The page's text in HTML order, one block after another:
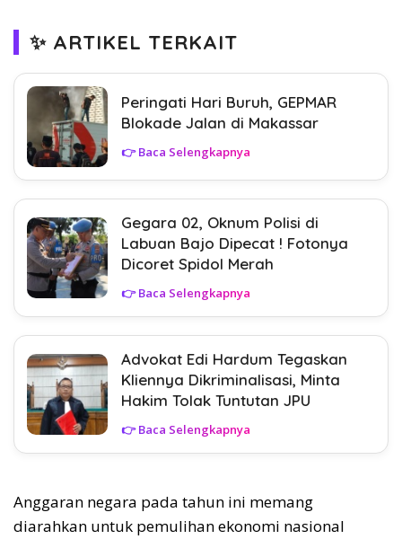
✨ ARTIKEL TERKAIT
Peringati Hari Buruh, GEPMAR
Blokade Jalan di Makassar
👉 Baca Selengkapnya
Gegara 02, Oknum Polisi di
Labuan Bajo Dipecat ! Fotonya
Dicoret Spidol Merah
👉 Baca Selengkapnya
Advokat Edi Hardum Tegaskan
Kliennya Dikriminalisasi, Minta
Hakim Tolak Tuntutan JPU
👉 Baca Selengkapnya
Anggaran negara pada tahun ini memang
diarahkan untuk pemulihan ekonomi nasional